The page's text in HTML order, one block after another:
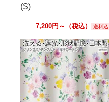
(S)
7,200円～（税込） 送料込